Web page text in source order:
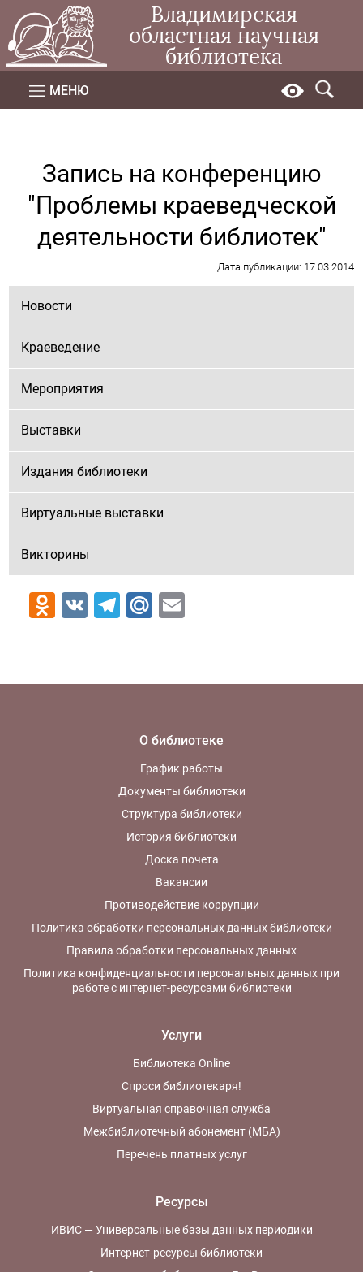
Владимирская
областная научная
библиотека
МЕНЮ
Запись на конференцию
"Проблемы краеведческой
деятельности библиотек"
Дата публикации: 17.03.2014
Новости
Краеведение
Мероприятия
Выставки
Издания библиотеки
Виртуальные выставки
Викторины
Odnoklassniki
VK Telegram
Mail.Ru
О библиотеке
График работы
Документы библиотеки
Структура библиотеки
История библиотеки
Доска почета
Вакансии
Противодействие коррупции
Политика обработки персональных данных библиотеки
Правила обработки персональных данных
Политика конфиденциальности персональных данных при
работе с интернет-ресурсами библиотеки
Услуги
Библиотека Online
Спроси библиотекаря!
Виртуальная справочная служба
Межбиблиотечный абонемент (МБА)
Перечень платных услуг
Ресурсы
ИВИС — Универсальные базы данных периодики
Интернет-ресурсы библиотеки